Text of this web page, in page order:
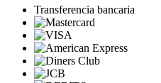
Transferencia bancaria